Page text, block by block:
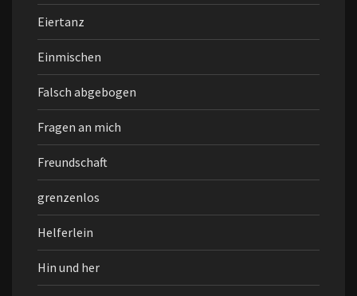
Eiertanz
Einmischen
Falsch abgebogen
Fragen an mich
Freundschaft
grenzenlos
Helferlein
Hin und her